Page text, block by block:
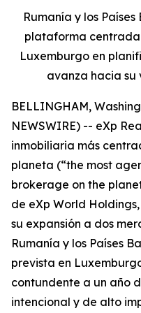
Rumanía y los
plataforma centrada
Luxemburgo en
avanza hacia su
BELLINGHAM,
NEWSWIRE) -- eXp
inmobiliaria más
planeta (“the most
brokerage on the
de eXp World
su expansión a dos
Rumanía y los Países
prevista en
contundente a un año
intencional y de alto